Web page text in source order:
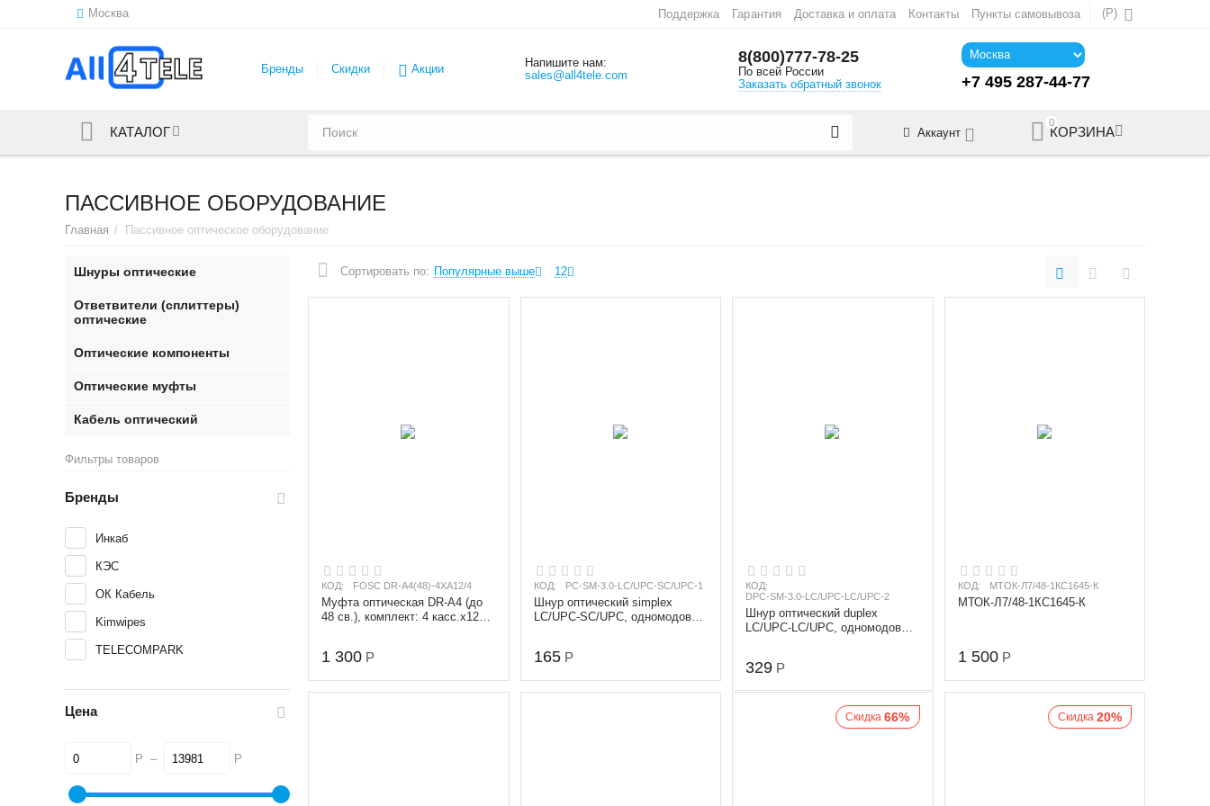
Москва (Р)
Поддержка Гарантия Доставка и оплата Контакты Пункты самовывоза
Бренды Скидки Акции
Напишите нам:
sales@all4tele.com
8(800)777-78-25
По всей России
Заказать обратный звонок
+7 495 287-44-77
КАТАЛОГ
0
КОРЗИНА
Аккаунт
ПАССИВНОЕ ОБОРУДОВАНИЕ
Главная / Пассивное оптическое оборудование
Сортировать по: Популярные выше 12
КОД: FOSC DR-A4(48)-4XА12/4
Муфта оптическая DR-A4 (до
48 св.), комплект: 4 касс.х12
1 300 Р
КОД: PC-SM-3.0-LC/UPC-SC/UPC-1
Шнур оптический simplex
LC/UPC-SC/UPC, одномодовый
165 Р
КОД:
DPC-SM-3.0-LC/UPC-LC/UPC-2
Шнур оптический duplex
LC/UPC-LC/UPC, одномодовый
329 Р
КОД: МТОК-Л7/48-1КС1645-К
МТОК-Л7/48-1КС1645-К
1 500 Р
Скидка 66% Скидка 20%
Шнуры оптические
Ответвители (сплиттеры)
оптические
Оптические компоненты
Оптические муфты
Кабель оптический
Фильтры товаров
Бренды
Инкаб
КЭС
ОК Кабель
Kimwipes
TELECOMPARK
Цена
Р – Р